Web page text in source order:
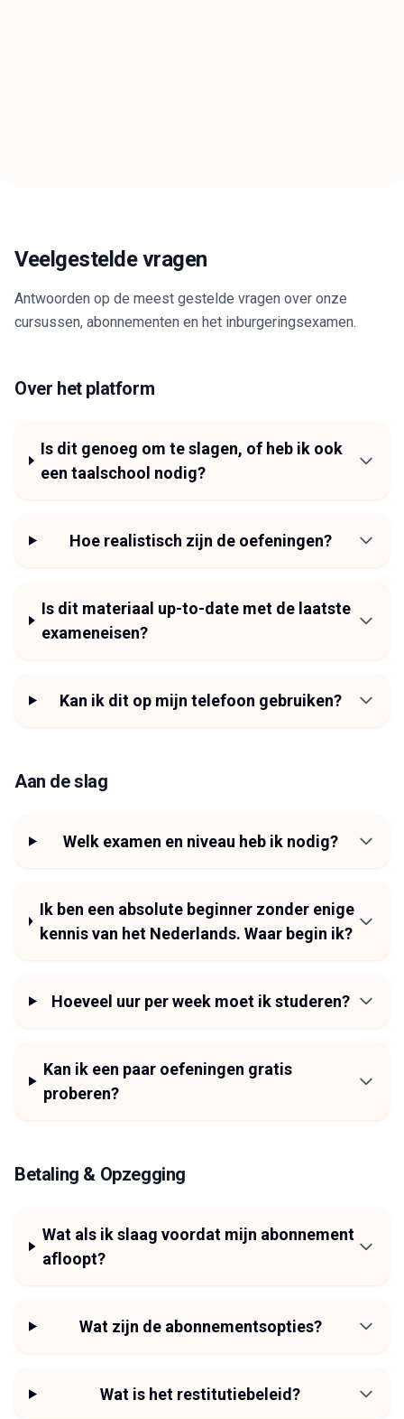
Veelgestelde vragen
Antwoorden op de meest gestelde vragen over onze
cursussen, abonnementen en het inburgeringsexamen.
Over het platform
Is dit genoeg om te slagen, of heb ik ook
een taalschool nodig?
Hoe realistisch zijn de oefeningen?
Is dit materiaal up-to-date met de laatste
exameneisen?
Kan ik dit op mijn telefoon gebruiken?
Aan de slag
Welk examen en niveau heb ik nodig?
Ik ben een absolute beginner zonder enige
kennis van het Nederlands. Waar begin ik?
Hoeveel uur per week moet ik studeren?
Kan ik een paar oefeningen gratis
proberen?
Betaling & Opzegging
Wat als ik slaag voordat mijn abonnement
afloopt?
Wat zijn de abonnementsopties?
Wat is het restitutiebeleid?